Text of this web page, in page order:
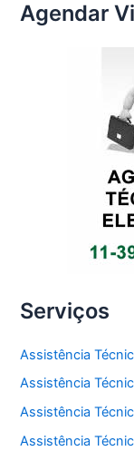
Agendar
Serviços
Assistência
Assistência
Assistência
Assistência